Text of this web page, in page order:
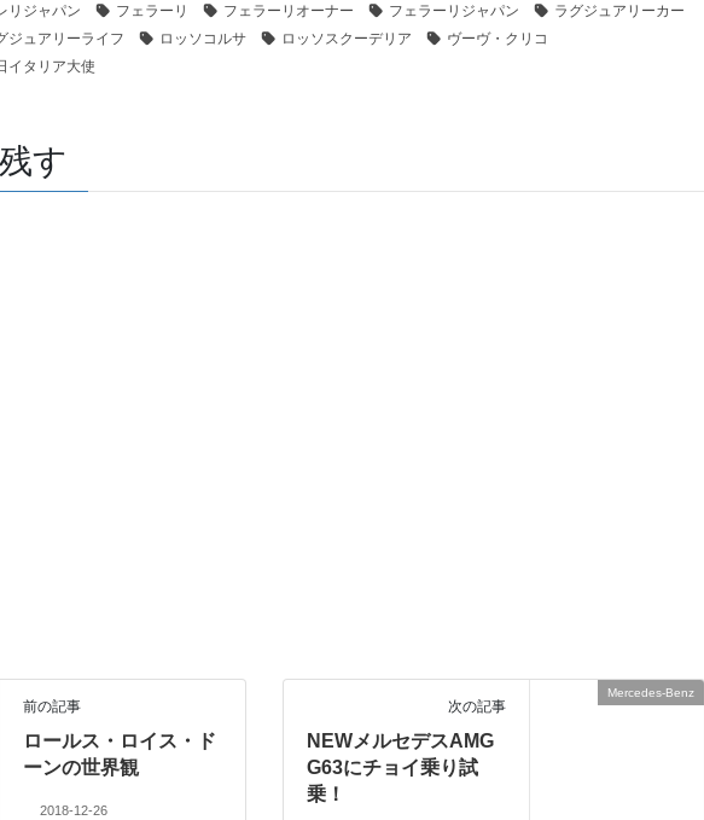
リジャパン
フェラーリ フェラーリオーナー フェラーリジャパン
ラグジュアリーカー
ジュアリーライフ
ロッソコルサ ロッソスクーデリア
ヴーヴ・クリコ
イタリア大使
す
前の記事
ロールス・ロイス・ド
ーンの世界観
2018-12-26
Mercedes-Benz
次の記事
NEWメルセデスAMG
G63にチョイ乗り試
乗！